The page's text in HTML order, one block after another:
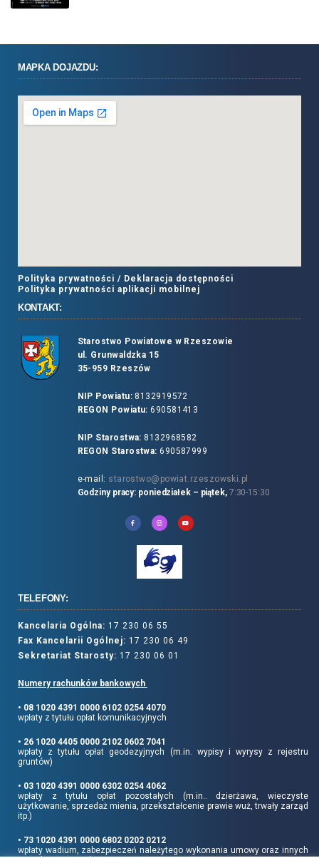
MAPKA DOJAZDU:
Polityka prywatności / Deklaracja dostępności
Polityka prywatności aplikacji mobilnej
KONTAKT:
Starostwo Powiatowe w Rzeszowie
ul. Grunwaldzka 15
35-959 Rzeszów
NIP Powiatu:8132919572
REGON Powiatu: 690581413
NIP Starostwa: 8132968582
REGON Starostwa: 690587999
e-mail: starostwo@powiat.rzeszowski.pl
Godziny pracy: poniedziałek – piątek, 7:30-15:30
TELEFONY:
Kancelaria Ogólna: 17 230 06 55
Fax Kancelarii Ogólnej: 17 230 06 49
Sekretariat Starosty: 17 230 06 01
Numery rachunków bankowych
• 08 1020 4391 0000 6102 0254 4070
wpłaty z tytułu opłat komunikacyjnych
• 26 1020 4405 0000 2102 0602 7041
wpłaty z tytułu opłat geodezyjnych (m.in. wypisy i wyrysy z rejestru
gruntów)
• 03 1020 4391 0000 6302 0254 4062
wpłaty z tytułu opłat pozostałych (m.in.. dzierżawa, wieczyste
użytkowanie, sprzedaż mienia, przekształcenie prawie wuż, trwały zarząd
itp.)
• 73 1020 4391 0000 6802 0202 0212
wpłaty wadium, zabezpieczeń należytego wykonania umowy oraz innych